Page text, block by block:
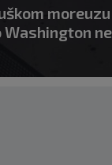
Washington